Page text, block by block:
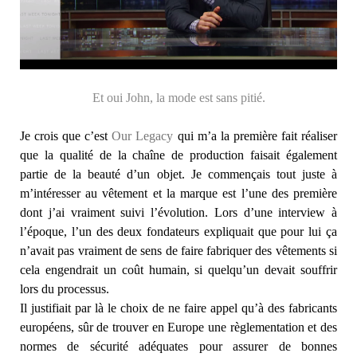
Et oui John, la mode est sans pitié.
Je crois que c’estOur Legacy qui m’a la première fait réaliser
que la qualité de la chaîne de production faisait également
partie de la beauté d’un objet. Je commençais tout juste à
m’intéresser au vêtement et la marque est l’une des première
dont j’ai vraiment suivi l’évolution. Lors d’une interview à
l’époque, l’un des deux fondateurs expliquait que pour lui ça
n’avait pas vraiment de sens de faire fabriquer des vêtements si
cela engendrait un coût humain, si quelqu’un devait souffrir
lors du processus.
Il justifiait par là le choix de ne faire appel qu’à des fabricants
européens, sûr de trouver en Europe une règlementation et des
normes de sécurité adéquates pour assurer de bonnes